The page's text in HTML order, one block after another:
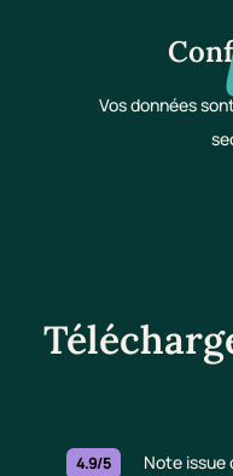
Vos données
4.9/5 Note issue